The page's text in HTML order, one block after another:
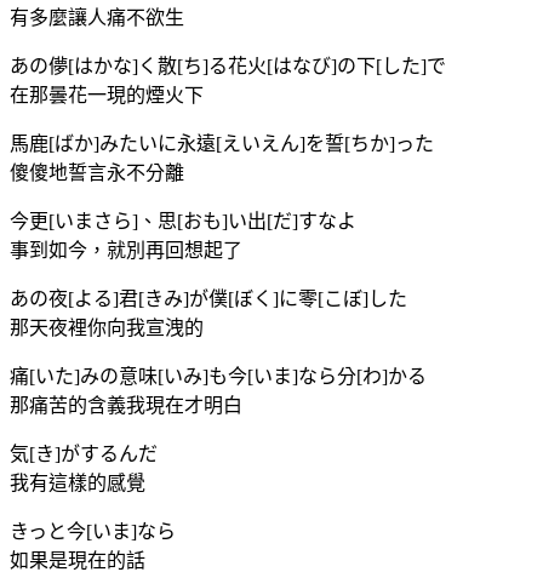
有多麼讓人痛不欲生
あの儚[はかな]く散[ち]る花火[はなび]の下[した]で
在那曇花一現的煙火下
馬鹿[ばか]みたいに永遠[えいえん]を誓[ちか]った
傻傻地誓言永不分離
今更[いまさら]、思[おも]い出[だ]すなよ
事到如今，就別再回想起了
あの夜[よる]君[きみ]が僕[ぼく]に零[こぼ]した
那天夜裡你向我宣洩的
痛[いた]みの意味[いみ]も今[いま]なら分[わ]かる
那痛苦的含義我現在才明白
気[き]がするんだ
我有這樣的感覺
きっと今[いま]なら
如果是現在的話